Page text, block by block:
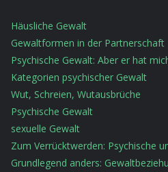
Häusliche Gewalt
Gewaltformen in der Partnerschaft
Psychische Gewalt: Aber er hat
Kategorien psychischer Gewalt
Wut, Schreien, Wutausbrüche
Psychische Gewalt
sexuelle Gewalt
Zum Verrücktwerden: Psychische
Grundlegend anders: